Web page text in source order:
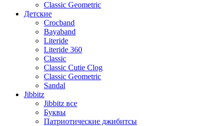
Classic Geometric
Детские
Crocband
Bayaband
Literide
Literide 360
Classic
Classic Cutie Clog
Classic Geometric
Sandal
Jibbitz
Jibbitz все
Буквы
Патриотические джибитсы